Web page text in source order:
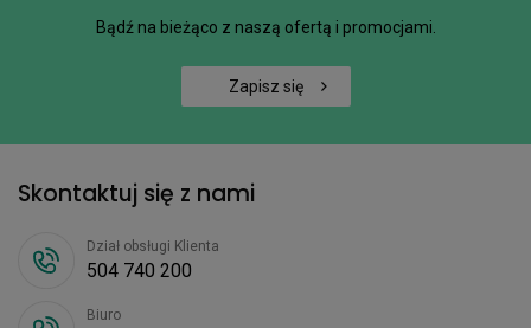
Bądź na bieżąco z naszą ofertą i promocjami.
Zapisz się
Skontaktuj się z nami
Dział obsługi Klienta
504 740 200
Biuro